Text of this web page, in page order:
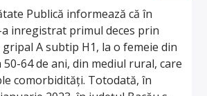
Publică informează că în
inregistrat primul deces prin
A subtip H1, la o femeie din
64 de ani, din mediul rural, care
comorbidități. Totodată, în